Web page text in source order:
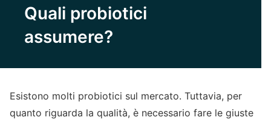
Quali probiotici
assumere?
Esistono molti probiotici sul mercato. Tuttavia, per
quanto riguarda la qualità, è necessario fare le giuste